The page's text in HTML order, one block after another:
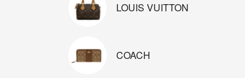
LOUIS VUITTON
COACH